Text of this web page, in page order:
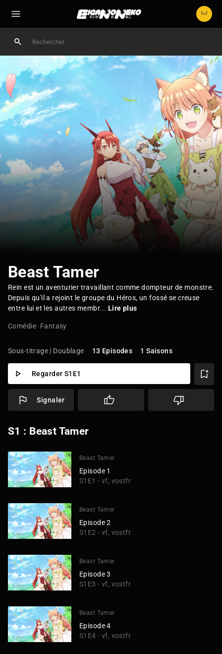
Beast Tamer
Rein est un aventurier travaillant comme dompteur de monstre.
Depuis qu'il a rejoint le groupe du Héros, un fossé se creuse
entre lui et les autres membr... Lire plus
Comédie Fantasy
Sous-titrage | Doublage 13 Episodes 1 Saisons
Regarder S1E1
Signaler
S1 : Beast Tamer
Beast Tamer
Episode 1
S1E1 - vf, vostfr
Beast Tamer
Episode 2
S1E2 - vf, vostfr
Beast Tamer
Episode 3
S1E3 - vf, vostfr
Beast Tamer
Episode 4
S1E4 - vf, vostfr